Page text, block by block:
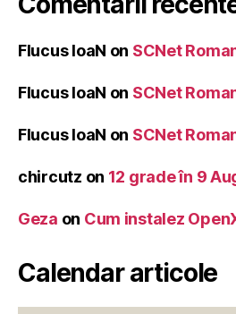
Flucus IoaN on SCNet
Flucus IoaN on SCNet
Flucus IoaN on SCNet
chircutz on 12 grade în 9
Geza on Cum instalez
Calendar articole